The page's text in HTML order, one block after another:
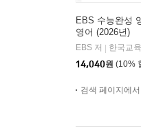
EBS 수능완성
영어 (2026년)
EBS 저
한국교육
14,040원 (10%
검색 페이지에